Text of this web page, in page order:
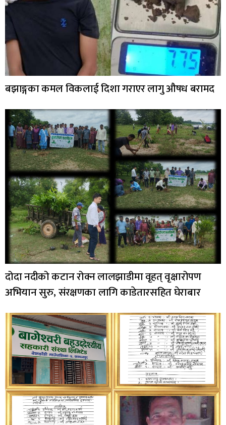
बझाङ्गका कमल विकलाई दिशा गराएर लागु औषध बरामद
दोदा नदीको कटान रोक्न लालझाडीमा वृहत् वृक्षारोपण
अभियान सुरु, संरक्षणका लागि काडेतारसहित घेराबार